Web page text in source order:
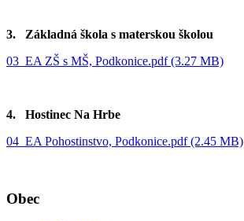
3. Základná škola s materskou školou
03_EA ZŠ s MŠ, Podkonice.pdf (3.27 MB)
4. Hostinec Na Hrbe
04_EA Pohostinstvo, Podkonice.pdf (2.45 MB)
Obec